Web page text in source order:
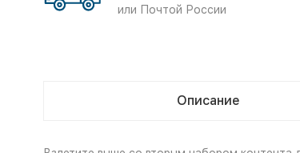
или Почтой России
Описание